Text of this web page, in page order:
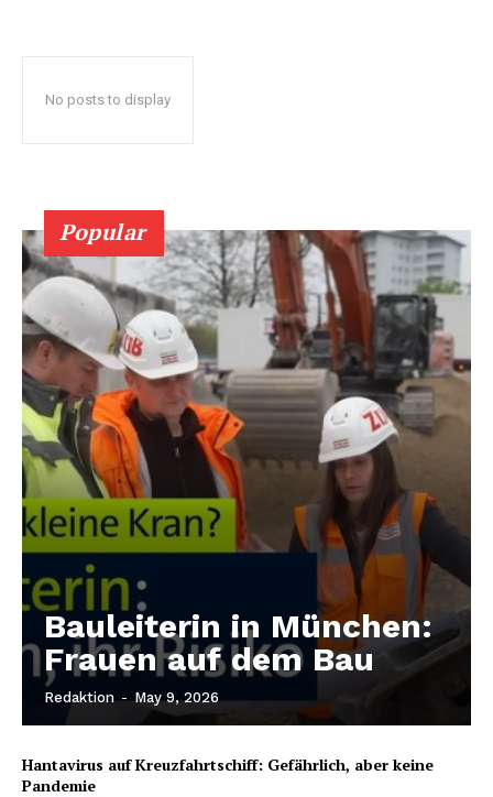
No posts to display
Popular
Bauleiterin in München:
Frauen auf dem Bau
Redaktion - May 9, 2026
Hantavirus auf Kreuzfahrtschiff: Gefährlich, aber keine
Pandemie